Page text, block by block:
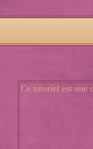
Ce tutoriel est une